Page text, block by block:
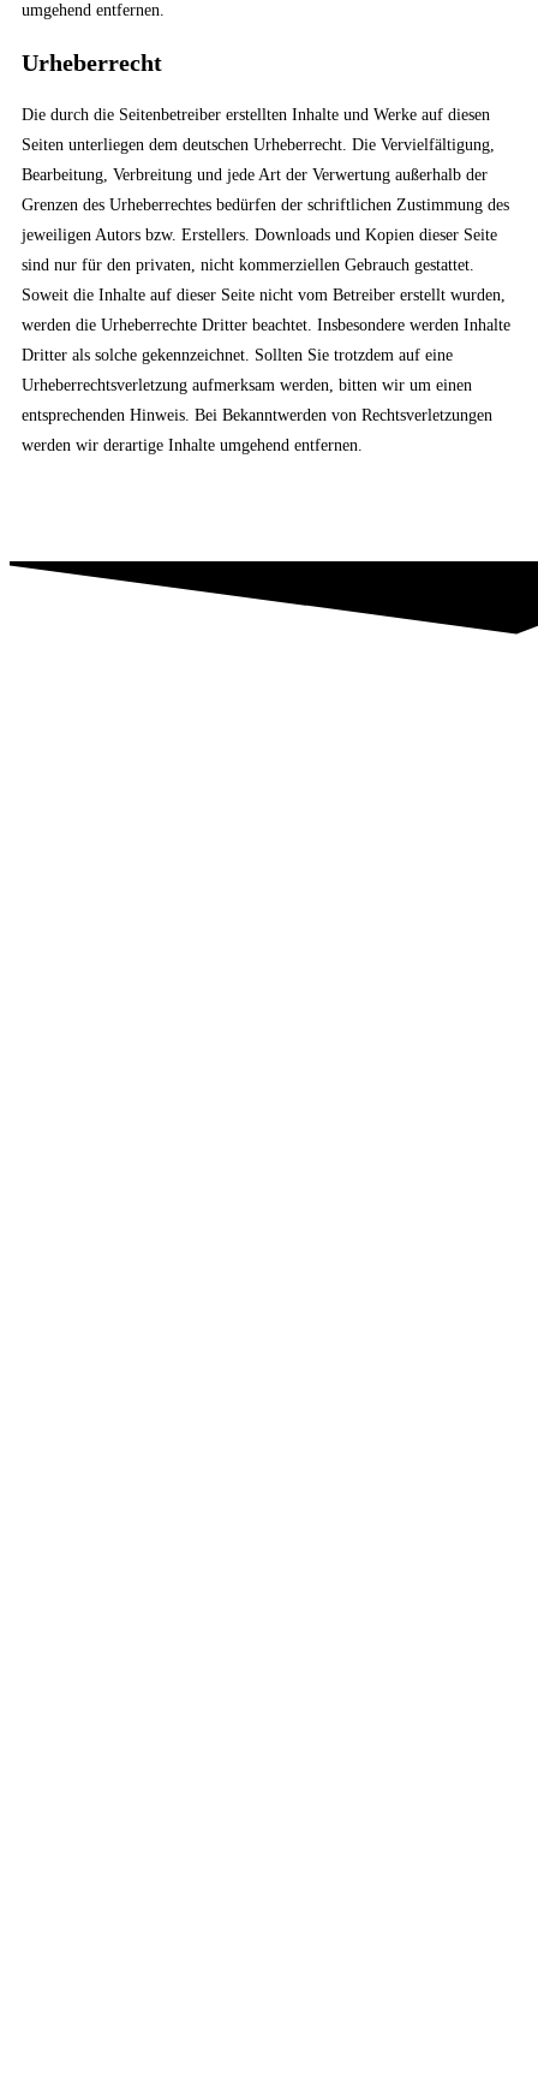
umgehend entfernen.
Urheberrecht
Die durch die Seitenbetreiber erstellten Inhalte und Werke auf diesen
Seiten unterliegen dem deutschen Urheberrecht. Die Vervielfältigung,
Bearbeitung, Verbreitung und jede Art der Verwertung außerhalb der
Grenzen des Urheberrechtes bedürfen der schriftlichen Zustimmung des
jeweiligen Autors bzw. Erstellers. Downloads und Kopien dieser Seite
sind nur für den privaten, nicht kommerziellen Gebrauch gestattet.
Soweit die Inhalte auf dieser Seite nicht vom Betreiber erstellt wurden,
werden die Urheberrechte Dritter beachtet. Insbesondere werden Inhalte
Dritter als solche gekennzeichnet. Sollten Sie trotzdem auf eine
Urheberrechtsverletzung aufmerksam werden, bitten wir um einen
entsprechenden Hinweis. Bei Bekanntwerden von Rechtsverletzungen
werden wir derartige Inhalte umgehend entfernen.